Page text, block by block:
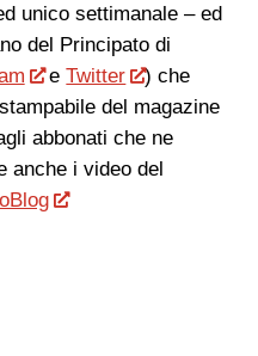
unico settimanale – ed
del Principato di
eTwitter
) che
del magazine
abbonati che ne
anche i video del